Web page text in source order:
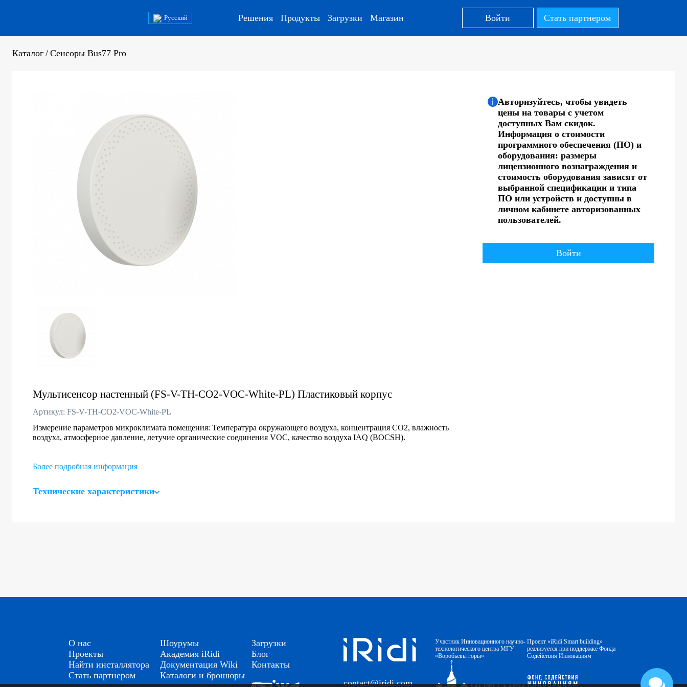
Русский Решения Продукты Загрузки Магазин Войти Стать партнером
Каталог / Сенсоры Bus77 Pro
Мультисенсор настенный (FS-V-TH-CO2-VOC-White-PL) Пластиковый корпус
Артикул: FS-V-TH-CO2-VOC-White-PL
Измерение параметров микроклимата помещения: Температура окружающего воздуха, концентрация СО2, влажность
воздуха, атмосферное давление, летучие органические соединения VOC, качество воздуха IAQ (BOCSH).
Более подробная информация
Технические характеристики
Авторизуйтесь, чтобы увидеть
цены на товары с учетом
доступных Вам скидок.
Информация о стоимости
программного обеспечения (ПО) и
оборудования: размеры
лицензионного вознаграждения и
стоимость оборудования зависят от
выбранной спецификации и типа
ПО или устройств и доступны в
личном кабинете авторизованных
пользователей.
Войти
О нас
Проекты
Найти инсталлятора
Стать партнером
Шоурумы
Академия iRidi
Документация Wiki
Каталоги и брошюры
Загрузки
Блог
Контакты
contact@iridi.com
Участник Инновационного научно-
технологического центра МГУ
«Воробьевы горы»
Проект «iRidi Smart building»
реализуется при поддержке Фонда
Содействия Инновациям